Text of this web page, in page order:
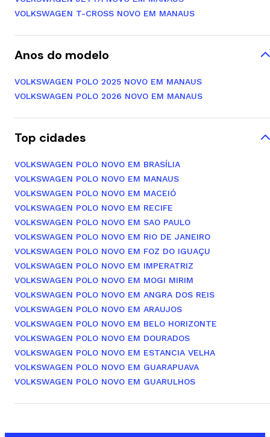
VOLKSWAGEN T-CROSS NOVO EM MANAUS
Anos do modelo
VOLKSWAGEN POLO 2025 NOVO EM MANAUS
VOLKSWAGEN POLO 2026 NOVO EM MANAUS
Top cidades
VOLKSWAGEN POLO NOVO EM BRASÍLIA
VOLKSWAGEN POLO NOVO EM MANAUS
VOLKSWAGEN POLO NOVO EM MACEIÓ
VOLKSWAGEN POLO NOVO EM RECIFE
VOLKSWAGEN POLO NOVO EM SAO PAULO
VOLKSWAGEN POLO NOVO EM RIO DE JANEIRO
VOLKSWAGEN POLO NOVO EM FOZ DO IGUAÇU
VOLKSWAGEN POLO NOVO EM IMPERATRIZ
VOLKSWAGEN POLO NOVO EM MOGI MIRIM
VOLKSWAGEN POLO NOVO EM ANGRA DOS REIS
VOLKSWAGEN POLO NOVO EM ARAUJOS
VOLKSWAGEN POLO NOVO EM BELO HORIZONTE
VOLKSWAGEN POLO NOVO EM DOURADOS
VOLKSWAGEN POLO NOVO EM ESTANCIA VELHA
VOLKSWAGEN POLO NOVO EM GUARAPUAVA
VOLKSWAGEN POLO NOVO EM GUARULHOS